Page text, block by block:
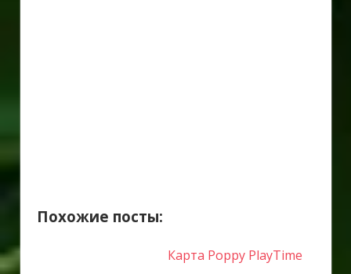
Похожие посты:
Карта Poppy PlayTime